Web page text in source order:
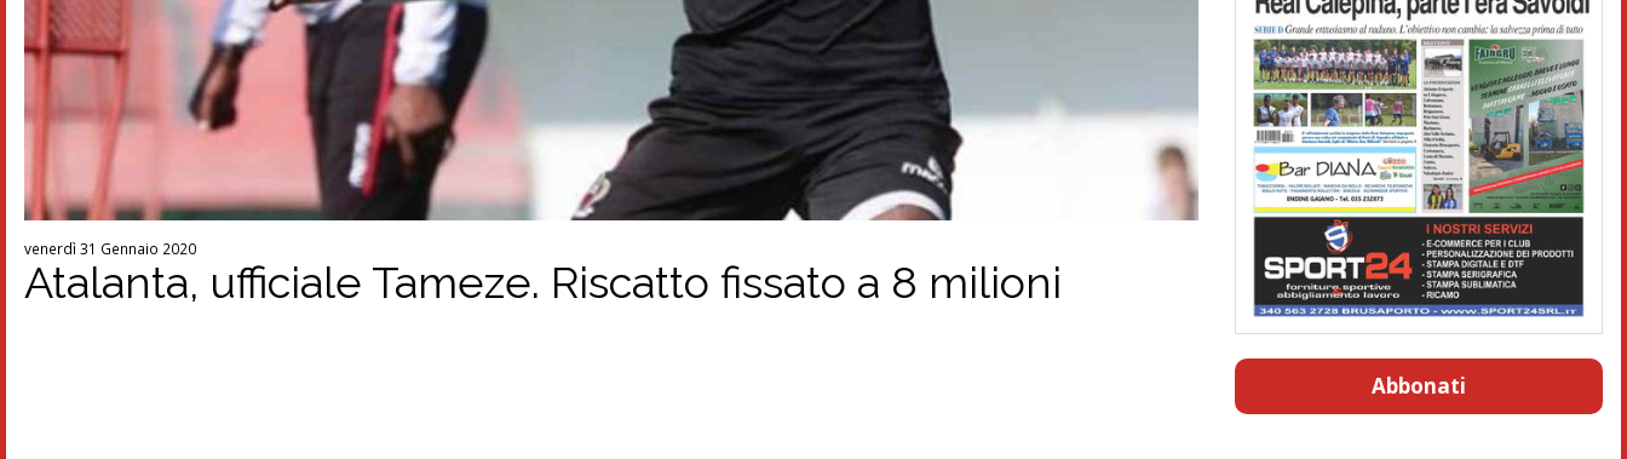
venerdì 31 Gennaio 2020
Atalanta, ufficiale Tameze. Riscatto fissato a 8 milioni
Abbonati